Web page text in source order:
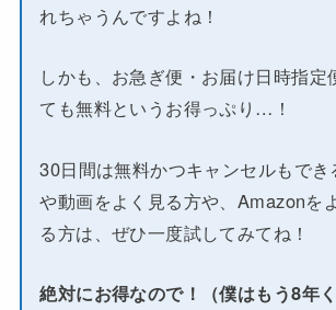
れちゃうんですよね！
しかも、お急ぎ便・お届け日時指定
ても無料というお得っぷり…！
30日間は無料かつキャンセルもでき
や動画をよく見る方や、Amazonを
る方は、ぜひ一度試してみてね！
絶対にお得なので！（僕はもう8年